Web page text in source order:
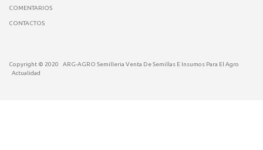
COMENTARIOS
CONTACTOS
Copyright © 2020
ARG-AGRO Semilleria Venta De Semillas E Insumos Para El Agro
Actualidad